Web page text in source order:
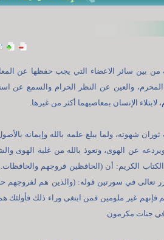
من بين سائر الاعضاء التي يجب حفظها عن
والعين عن النظر الحرام والسمع عن
الإنسان بمعاصيهما أكثر من غيرها.
شهوته، ولما يبلغ علمه بالله وإيمانه
عن الهوى، ونعوذ بالله من غلبة الهوى
الكريم: أن (الحافظين فروجهم
وأجراً عظيماً)[1] وكرر تعالى في سورتين قوله: (والذين هم
فإنهم غير ملومين فمن ابتغى وراء ذلك فأولئك